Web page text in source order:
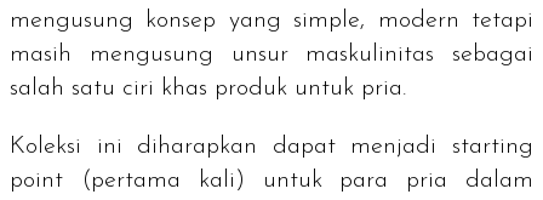
mengusung konsep yang simple, modern tetapi
masih mengusung unsur maskulinitas sebagai
salah satu ciri khas produk untuk pria.
Koleksi ini diharapkan dapat menjadi starting
point
(pertama kali) untuk para pria dalam